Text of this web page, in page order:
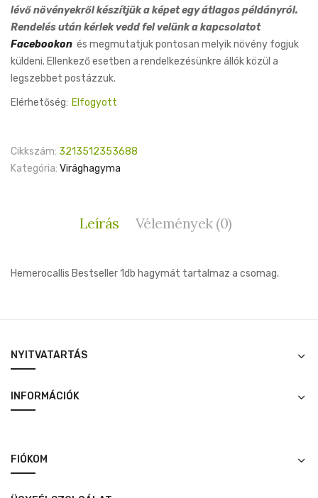
lévő növényekről készítjük a képet egy átlagos példányról.
Rendelés után kérlek vedd fel velünk a kapcsolatot
Facebookon és megmutatjuk pontosan melyik növény fogjuk
küldeni. Ellenkező esetben a rendelkezésünkre állók közül a
legszebbet postázzuk.
Elérhetőség: Elfogyott
Cikkszám: 3213512353688
Kategória: Virághagyma
Leírás Vélemények (0)
Hemerocallis Bestseller 1db hagymát tartalmaz a csomag.
NYITVATARTÁS
INFORMÁCIÓK
FIÓKOM